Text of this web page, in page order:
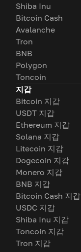
Shiba Inu
Bitcoin Cash
Avalanche
Tron
BNB
Polygon
Toncoin
지갑
Bitcoin 지갑
USDT 지갑
Ethereum 지갑
Solana 지갑
Litecoin 지갑
Dogecoin 지갑
Monero 지갑
BNB 지갑
Bitcoin Cash 지갑
USDC 지갑
Shiba Inu 지갑
Toncoin 지갑
Tron 지갑